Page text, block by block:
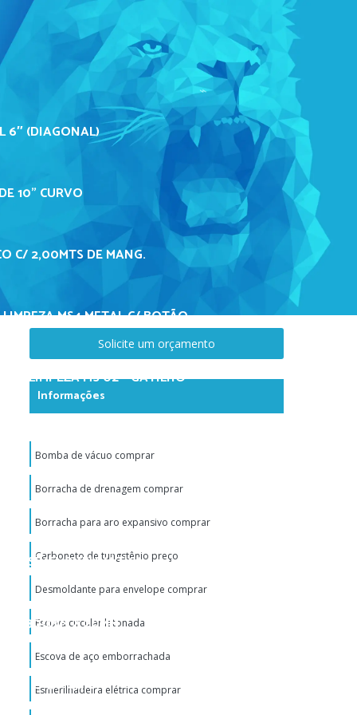
6″ (DIAGONAL)
10" CURVO
C/ 2,00MTS DE MANG.
MS4 METAL C/ BOTÃO
LIMPEZA MS 02 – GATILHO
PARA MÁQUINA DE LIMPEZA
9790 - C/ 2000 RPM
PNEUMÁTICA
300MM X 20MM
- CX C/ 50 UNID
Solicite um orçamento
Informações
Bomba de vácuo comprar
Borracha de drenagem comprar
Borracha para aro expansivo comprar
Carboneto de tungstênio preço
Desmoldante para envelope comprar
Escova circular latonada
Escova de aço emborrachada
Esmerilhadeira elétrica comprar